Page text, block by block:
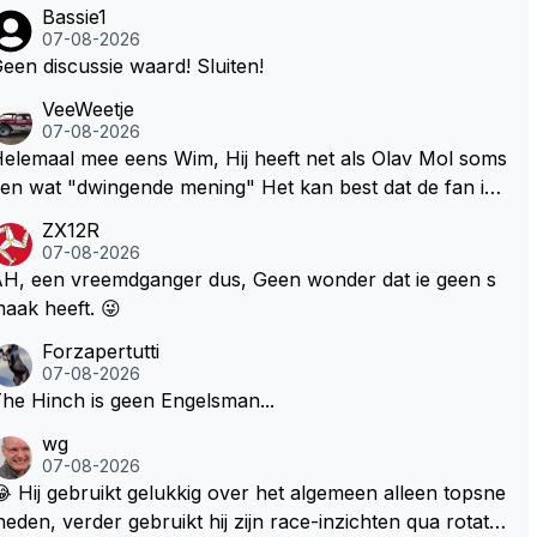
Bassie1
07-08-2026
discussie waard! Sluiten!
VeeWeetje
07-08-2026
mee eens Wim, Hij heeft net als Olav Mol soms
wat "dwingende mening" Het kan best dat de fan in
te roepen. Maar in een tijd zonder races zijn dit leuke
ZX12R
07-08-2026
een vreemdganger dus, Geen wonder dat ie geen s
heeft. 😜
Forzapertutti
07-08-2026
Hinch is geen Engelsman...
wg
07-08-2026
Hij gebruikt gelukkig over het algemeen alleen topsne
verder gebruikt hij zijn race-inzichten qua rotati